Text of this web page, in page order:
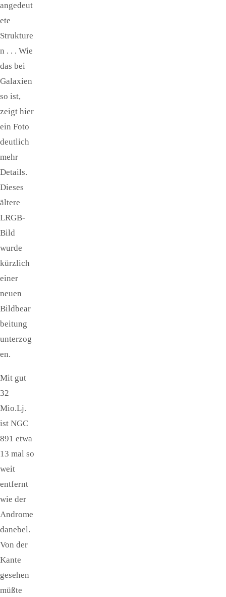
angedeut
ete
Strukture
n . . . Wie
das bei
Galaxien
so ist,
zeigt hier
ein Foto
deutlich
mehr
Details.
Dieses
ältere
LRGB-
Bild
wurde
kürzlich
einer
neuen
Bildbear
beitung
unterzog
en.
Mit gut
32
Mio.Lj.
ist NGC
891 etwa
13 mal so
weit
entfernt
wie der
Androme
danebel.
Von der
Kante
gesehen
müßte